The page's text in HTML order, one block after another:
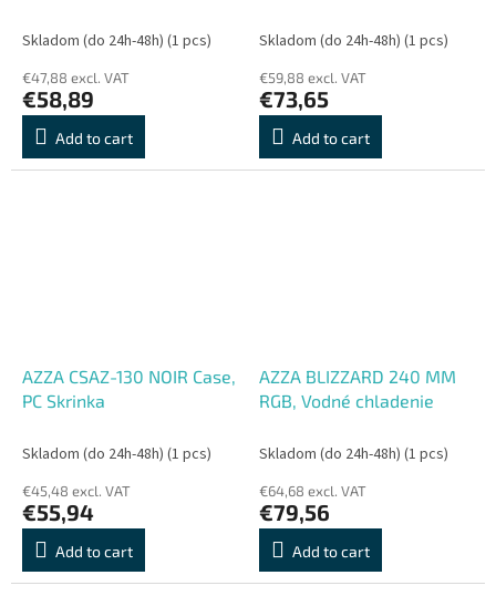
Skladom (do 24h-48h) (1 pcs)
€47,88 excl. VAT
€58,89
Add to cart
Skladom (do 24h-48h) (1 pcs)
€59,88 excl. VAT
€73,65
Add to cart
AZZA CSAZ-130 NOIR Case,
PC Skrinka
Skladom (do 24h-48h) (1 pcs)
€45,48 excl. VAT
€55,94
Add to cart
AZZA BLIZZARD 240 MM
RGB, Vodné chladenie
Skladom (do 24h-48h) (1 pcs)
€64,68 excl. VAT
€79,56
Add to cart